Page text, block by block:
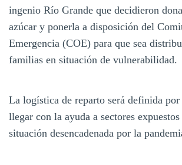
ingenio Río Grande que decidieron
azúcar y ponerla a disposición del
Emergencia (COE) para que sea
familias en situación de vulnerabilidad.
La logística de reparto será definida
llegar con la ayuda a sectores
situación desencadenada por la